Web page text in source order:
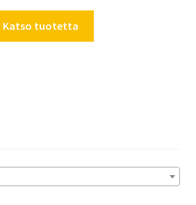
Katso tuotetta